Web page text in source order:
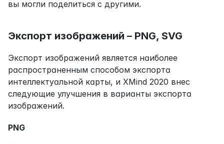
вы могли поделиться с другими.
Экспорт изображений – PNG, SVG
Экспорт изображений является наиболее
распространенным способом экспорта
интеллектуальной карты, и XMind 2020 внес
следующие улучшения в варианты экспорта
изображений.
PNG